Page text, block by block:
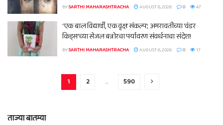
BYSARTHI MAHARASHTRACHA AUGUST 6, 2026 0 47
‘एक बाल विद्यार्थी, एक वृक्ष संकल्प’; अमरावतीच्या ‘वंडर
किड्स’च्या सेजल बन्नोरचा पर्यावरण संवर्धनाचा संदेश!
BYSARTHI MAHARASHTRACHA AUGUST 6, 2026 0 17
1 2 … 590
ताज्या बातम्या